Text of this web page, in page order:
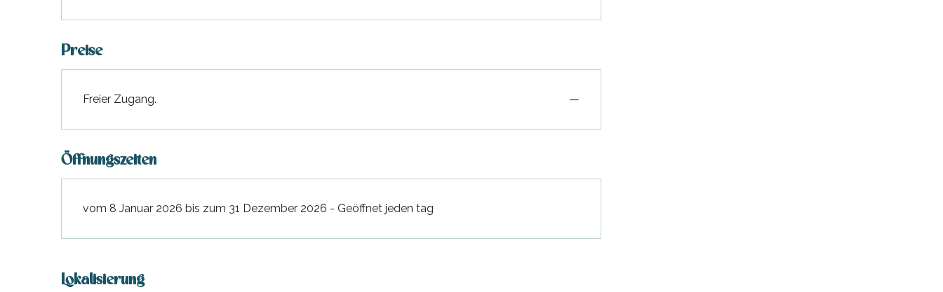
Preise
Freier Zugang. —
Öffnungszeiten
vom 8 Januar 2026 bis zum 31 Dezember 2026 - Geöffnet jeden tag
Lokalisierung